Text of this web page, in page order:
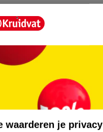
Score.
waarderen je privacy